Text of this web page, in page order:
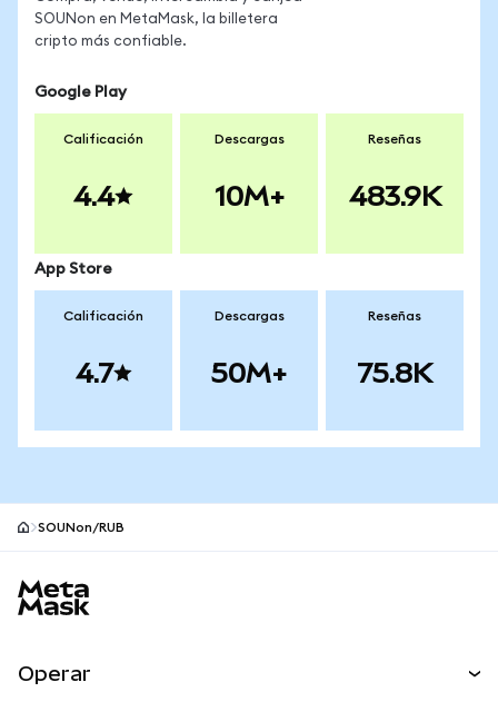
SOUNon en MetaMask, la billetera
cripto más confiable.
Google Play
Calificación
4.4
Descargas
10M+
Reseñas
483.9K
App Store
Calificación
4.7
Descargas
50M+
Reseñas
75.8K
SOUNon/RUB
Operar